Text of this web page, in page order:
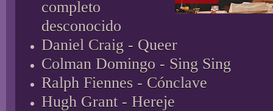
completo
desconocido
Daniel Craig - Queer
Colman Domingo - Sing Sing
Ralph Fiennes - Cónclave
Hugh Grant - Hereje